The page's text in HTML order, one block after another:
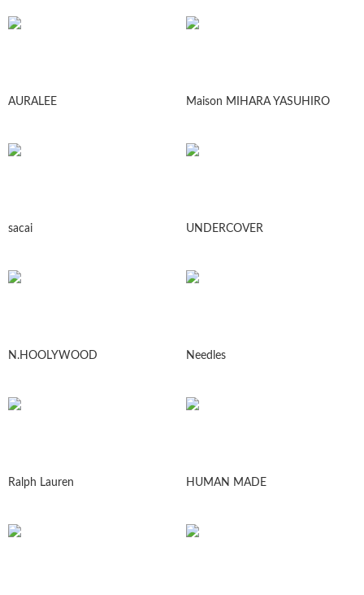
AURALEE Maison MIHARA YASUHIRO
sacai UNDERCOVER
N.HOOLYWOOD Needles
Ralph Lauren HUMAN MADE